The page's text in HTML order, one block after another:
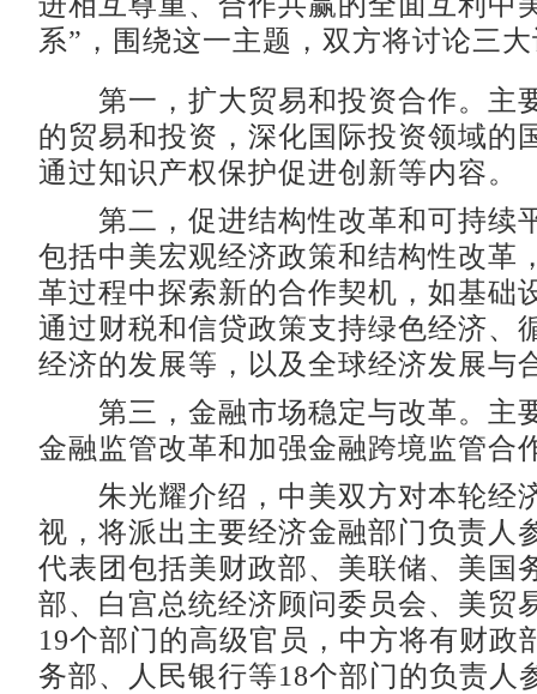
系”，围绕这一主题，双方将讨论三
第一，扩大贸易和投资合作。主
的贸易和投资，深化国际投资领域的
通过知识产权保护促进创新等内容。
第二，促进结构性改革和可持续
包括中美宏观经济政策和结构性改革
革过程中探索新的合作契机，如基础
通过财税和信贷政策支持绿色经济、
经济的发展等，以及全球经济发展与
第三，金融市场稳定与改革。主
金融监管改革和加强金融跨境监管合
朱光耀介绍，中美双方对本轮经
视，将派出主要经济金融部门负责人
代表团包括美财政部、美联储、美国
部、白宫总统经济顾问委员会、美贸
19个部门的高级官员，中方将有财政
务部、人民银行等18个部门的负责人